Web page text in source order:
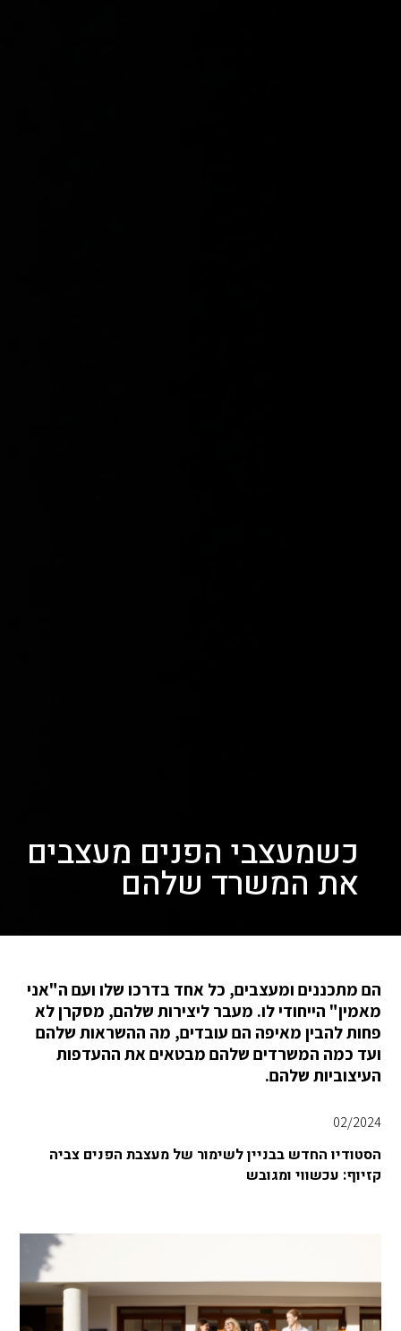
כשמעצבי הפנים מעצבים
את המשרד שלהם
הם מתכננים ומעצבים, כל אחד בדרכו שלו ועם ה"אני
מאמין" הייחודי לו. מעבר ליצירות שלהם, מסקרן לא
פחות להבין מאיפה הם עובדים, מה ההשראות שלהם
ועד כמה המשרדים שלהם מבטאים את ההעדפות
העיצוביות שלהם.
02/2024
הסטודיו החדש בבניין לשימור של מעצבת הפנים צביה
קזיוף: עכשווי ומגובש